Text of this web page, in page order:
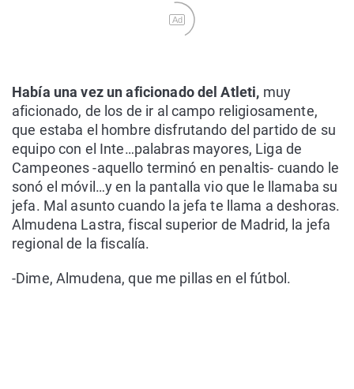
Ad
Había una vez un aficionado del Atleti, muy
aficionado, de los de ir al campo religiosamente,
que estaba el hombre disfrutando del partido de su
equipo con el Inte…palabras mayores, Liga de
Campeones -aquello terminó en penaltis- cuando le
sonó el móvil…y en la pantalla vio que le llamaba su
jefa. Mal asunto cuando la jefa te llama a deshoras.
Almudena Lastra, fiscal superior de Madrid, la jefa
regional de la fiscalía.
-Dime, Almudena, que me pillas en el fútbol.